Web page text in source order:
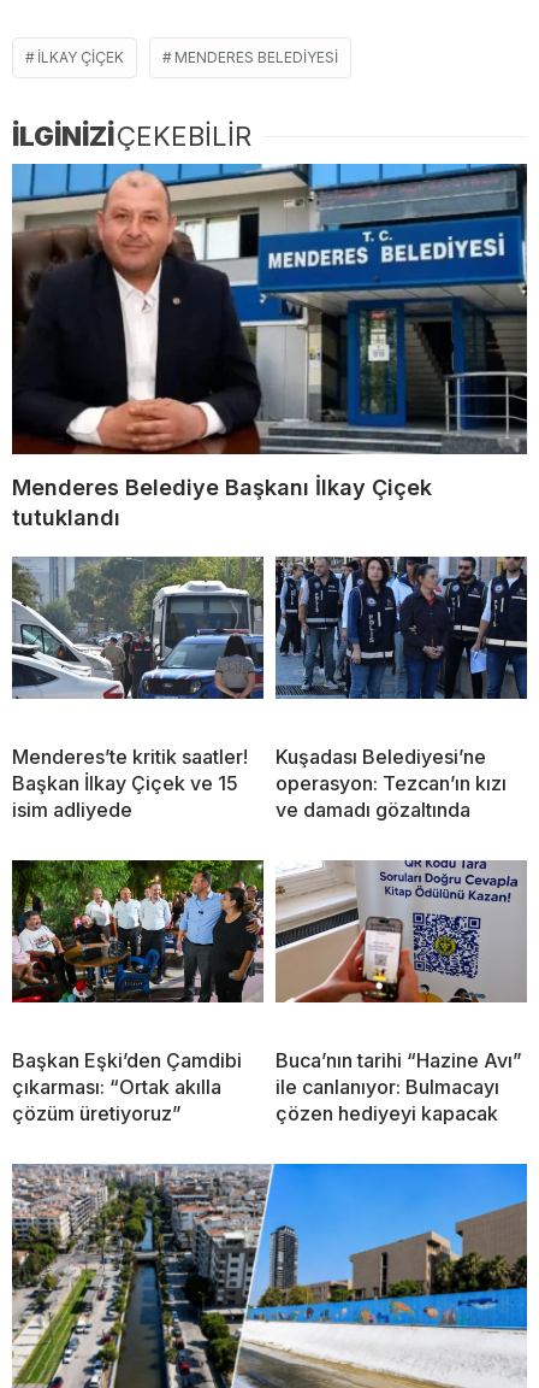
ILKAY ÇIÇEK MENDERES BELEDIYESI
İLGİNİZİÇEKEBİLİR
Menderes Belediye Başkanı İlkay Çiçek
tutuklandı
Menderes’te kritik saatler!
Başkan İlkay Çiçek ve 15
isim adliyede
Kuşadası Belediyesi’ne
operasyon: Tezcan’ın kızı
ve damadı gözaltında
Başkan Eşki’den Çamdibi
çıkarması: “Ortak akılla
çözüm üretiyoruz”
Buca’nın tarihi “Hazine Avı”
ile canlanıyor: Bulmacayı
çözen hediyeyi kapacak